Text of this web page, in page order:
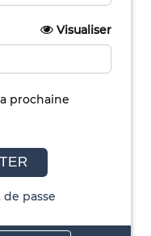
Visualiser
prochaine
passe